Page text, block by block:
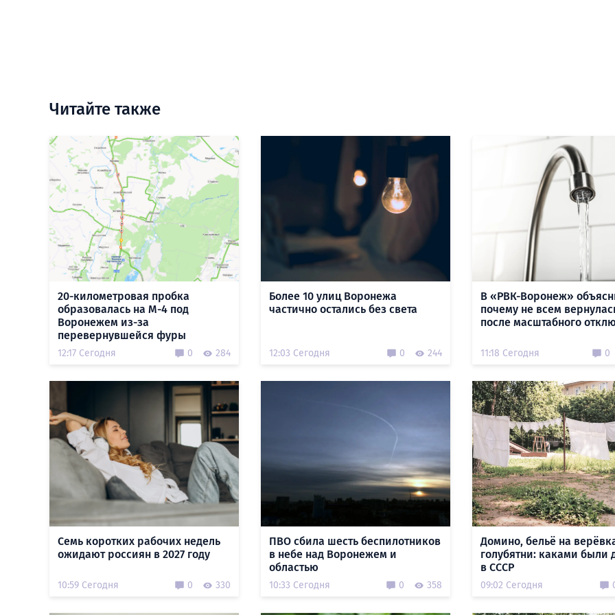
Читайте также
20-километровая пробка
образовалась на М-4 под
Воронежем из-за
перевернувшейся фуры
12:17 Сегодня 0 284
Более 10 улиц Воронежа
частично остались без света
12:03 Сегодня 0 244
В «РВК-Воронеж»
почему не всем
после масштабного
11:18 Сегодня 0
Семь коротких рабочих недель
ожидают россиян в 2027 году
10:59 Сегодня 0 330
ПВО сбила шесть беспилотников
в небе над Воронежем и
областью
10:33 Сегодня 0 358
Домино, бельё на
голубятни: каками были
в СССР
09:02 Сегодня